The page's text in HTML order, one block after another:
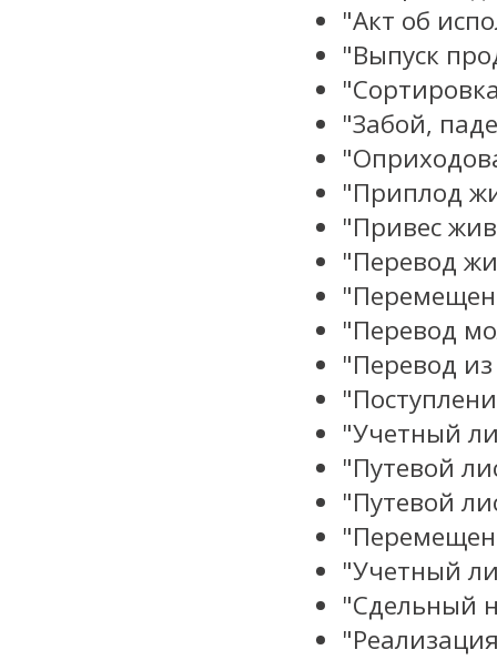
"Акт об
"Выпуск
"Забой,
"Приплод
"Привес
"Перевод
"Перевод
"Перевод
"Учетный
"Путевой
"Путевой
"Учетный
"Сдельный